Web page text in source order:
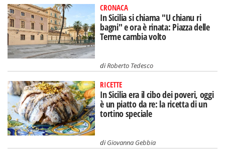
CRONACA
In Sicilia si chiama "U chianu ri
bagni" e ora è rinata: Piazza delle
Terme cambia volto
diRoberto Tedesco
RICETTE
In Sicilia era il cibo dei poveri, oggi
è un piatto da re: la ricetta di un
tortino speciale
diGiovanna Gebbia